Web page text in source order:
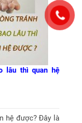
lâu thì quan hệ
hệ được? Đây là